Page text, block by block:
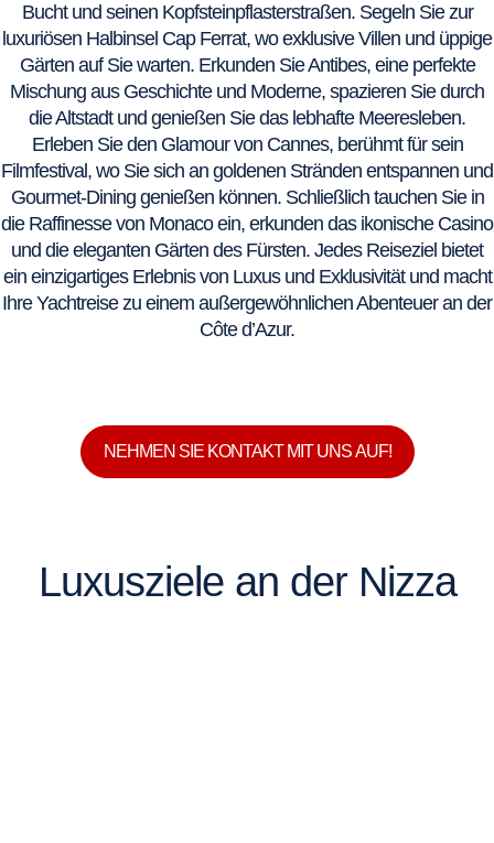
Bucht und seinen Kopfsteinpflasterstraßen. Segeln Sie zur
luxuriösen Halbinsel Cap Ferrat, wo exklusive Villen und üppige
Gärten auf Sie warten. Erkunden Sie Antibes, eine perfekte
Mischung aus Geschichte und Moderne, spazieren Sie durch
die Altstadt und genießen Sie das lebhafte Meeresleben.
Erleben Sie den Glamour von Cannes, berühmt für sein
Filmfestival, wo Sie sich an goldenen Stränden entspannen und
Gourmet-Dining genießen können. Schließlich tauchen Sie in
die Raffinesse von Monaco ein, erkunden das ikonische Casino
und die eleganten Gärten des Fürsten. Jedes Reiseziel bietet
ein einzigartiges Erlebnis von Luxus und Exklusivität und macht
Ihre Yachtreise zu einem außergewöhnlichen Abenteuer an der
Côte d’Azur.
NEHMEN SIE KONTAKT MIT UNS AUF!
Luxusziele an der Nizza